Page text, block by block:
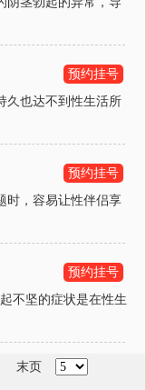
预约挂号
久也达不到性生活所
预约挂号
时，容易让性伴侣享
预约挂号
不坚的症状是在性生
末页